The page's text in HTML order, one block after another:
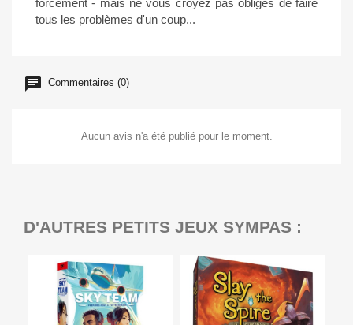
forcément - mais ne vous croyez pas obligés de faire
tous les problèmes d'un coup...
Commentaires (0)
Aucun avis n'a été publié pour le moment.
D'AUTRES PETITS JEUX SYMPAS :